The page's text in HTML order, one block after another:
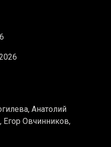
Анатолий
Овчинников,